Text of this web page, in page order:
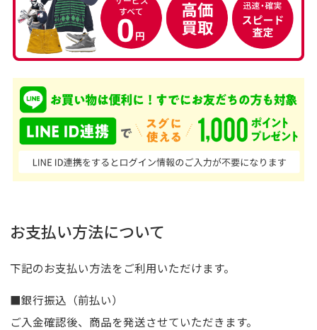
お支払い方法について
下記のお支払い方法をご利用いただけます。
■銀行振込（前払い）
ご入金確認後、商品を発送させていただきます。